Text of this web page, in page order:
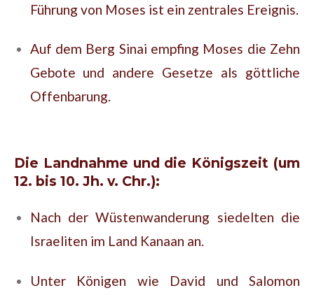
Führung von Moses ist ein zentrales Ereignis.
Auf dem Berg Sinai empfing Moses die Zehn
Gebote und andere Gesetze als göttliche
Offenbarung.
Die Landnahme und die Königszeit (um
12. bis 10. Jh. v. Chr.):
Nach der Wüstenwanderung siedelten die
Israeliten im Land Kanaan an.
Unter Königen wie David und Salomon